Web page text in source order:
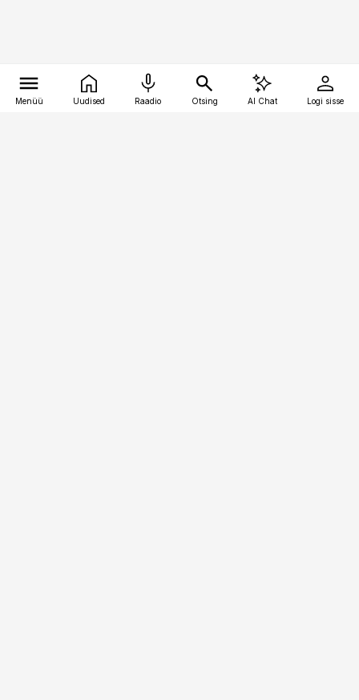
Menüü Uudised Raadio Otsing AI Chat Logi sisse